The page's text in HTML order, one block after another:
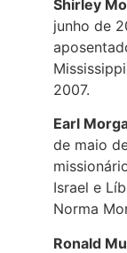
Shirley
junho de
2007.
Earl
de maio
Israel e
Norma
Ronald